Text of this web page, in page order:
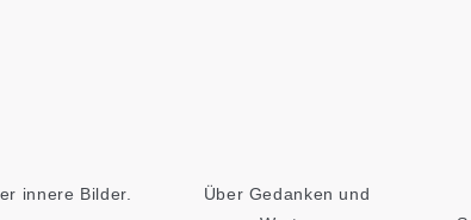
innere Bilder.
Über Gedanken und